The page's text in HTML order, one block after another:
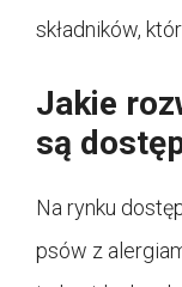
składników,
Jakie
są
Na rynku
psów z